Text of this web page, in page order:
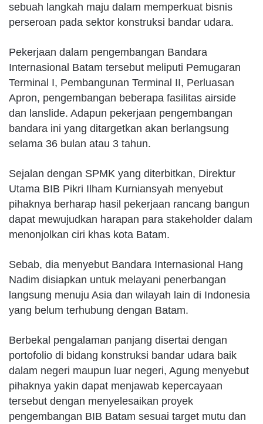
sebuah langkah maju dalam memperkuat bisnis
perseroan pada sektor konstruksi bandar udara.
Pekerjaan dalam pengembangan Bandara
Internasional Batam tersebut meliputi Pemugaran
Terminal I, Pembangunan Terminal II, Perluasan
Apron, pengembangan beberapa fasilitas airside
dan lanslide. Adapun pekerjaan pengembangan
bandara ini yang ditargetkan akan berlangsung
selama 36 bulan atau 3 tahun.
Sejalan dengan SPMK yang diterbitkan, Direktur
Utama BIB Pikri Ilham Kurniansyah menyebut
pihaknya berharap hasil pekerjaan rancang bangun
dapat mewujudkan harapan para stakeholder dalam
menonjolkan ciri khas kota Batam.
Sebab, dia menyebut Bandara Internasional Hang
Nadim disiapkan untuk melayani penerbangan
langsung menuju Asia dan wilayah lain di Indonesia
yang belum terhubung dengan Batam.
Berbekal pengalaman panjang disertai dengan
portofolio di bidang konstruksi bandar udara baik
dalam negeri maupun luar negeri, Agung menyebut
pihaknya yakin dapat menjawab kepercayaan
tersebut dengan menyelesaikan proyek
pengembangan BIB Batam sesuai target mutu dan